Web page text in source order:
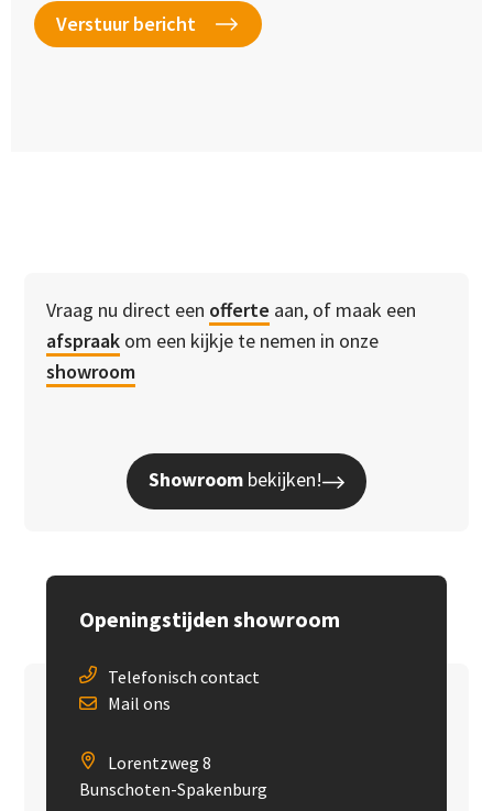
Vraag nu direct een offerte aan, of maak een
afspraak om een kijkje te nemen in onze
showroom
Showroom bekijken!
Openingstijden showroom
Telefonisch contact
Mail ons
Lorentzweg 8
Bunschoten-Spakenburg